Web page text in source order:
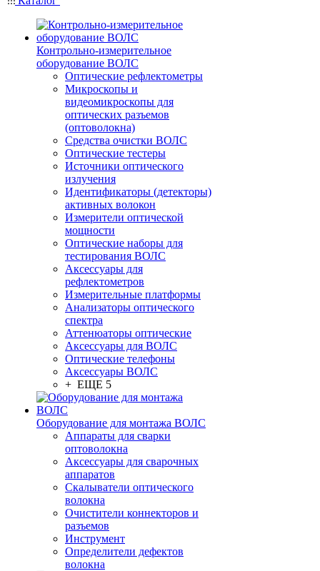
Контрольно-измерительное
оборудование ВОЛС
Оптические рефлектометры
Микроскопы и
видеомикроскопы для
оптических разъемов
(оптоволокна)
Средства очистки ВОЛС
Оптические тестеры
Источники оптического
излучения
Идентификаторы (детекторы)
активных волокон
Измерители оптической
мощности
Оптические наборы для
тестирования ВОЛС
Аксессуары для
рефлектометров
Измерительные платформы
Анализаторы оптического
спектра
Аттенюаторы оптические
Аксессуары для ВОЛС
Оптические телефоны
Аксессуары ВОЛС
+ ЕЩЕ 5
Оборудование для монтажа ВОЛС
Аппараты для сварки
оптоволокна
Аксессуары для сварочных
аппаратов
Скалыватели оптического
волокна
Очистители коннекторов и
разъемов
Инструмент
Определители дефектов
волокна